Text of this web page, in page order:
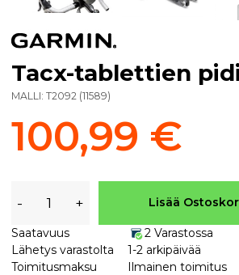
Tacx-tablettien
MALLI: T2092 (11589)
100,99 €
- + Lisää
Saatavuus
2 Varastossa
Lähetys varastolta
1-2 arkipäivää
Toimitusmaksu
Ilmainen toimitus